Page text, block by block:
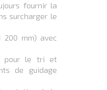
fournir la
surcharger le
mm) avec
pour le tri et
de guidage